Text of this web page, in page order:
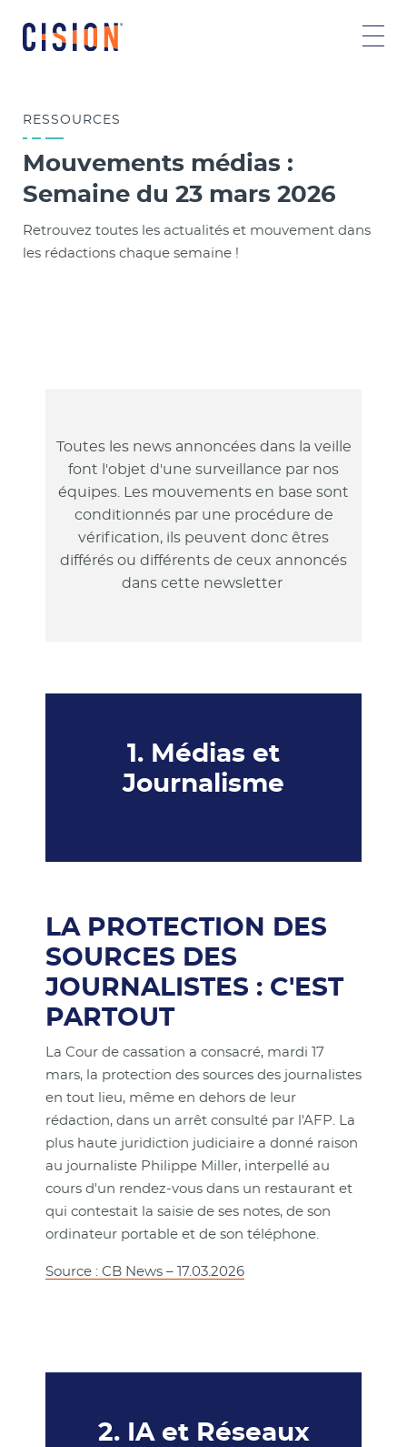
RESSOURCES
Mouvements médias :
Semaine du 23 mars 2026
Retrouvez toutes les actualités et mouvement dans
les rédactions chaque semaine !
Toutes les news annoncées dans la veille
font l'objet d'une surveillance par nos
équipes. Les mouvements en base sont
conditionnés par une procédure de
vérification, ils peuvent donc êtres
différés ou différents de ceux annoncés
dans cette newsletter
1. Médias et
Journalisme
LA PROTECTION DES
SOURCES DES
JOURNALISTES : C'EST
PARTOUT
La Cour de cassation a consacré, mardi 17
mars, la protection des sources des journalistes
en tout lieu, même en dehors de leur
rédaction, dans un arrêt consulté par l'AFP. La
plus haute juridiction judiciaire a donné raison
au journaliste Philippe Miller, interpellé au
cours d'un rendez-vous dans un restaurant et
qui contestait la saisie de ses notes, de son
ordinateur portable et de son téléphone.
Source : CB News – 17.03.2026
2. IA et Réseaux